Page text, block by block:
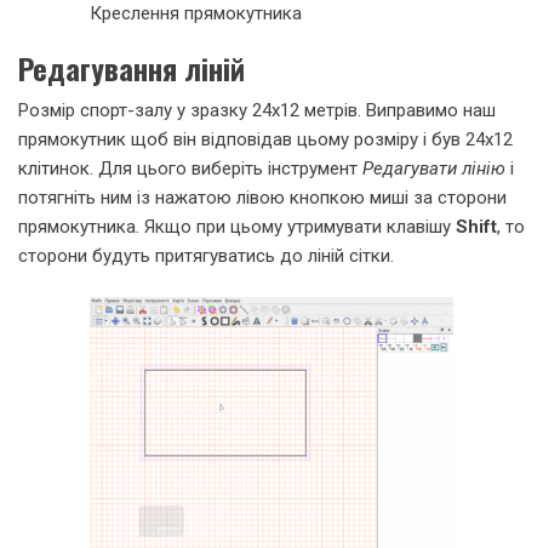
Креслення прямокутника
Редагування ліній
Розмір спорт-залу у зразку 24х12 метрів. Виправимо наш
прямокутник щоб він відповідав цьому розміру і був 24х12
клітинок. Для цього виберіть інструмент Редагувати лінію і
потягніть ним із нажатою лівою кнопкою миші за сторони
прямокутника. Якщо при цьому утримувати клавішу Shift, то
сторони будуть притягуватись до ліній сітки.